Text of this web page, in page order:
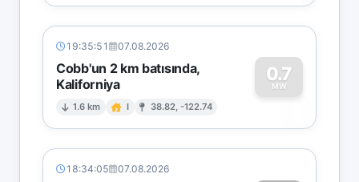
19:35:51 07.08.2026
Cobb'un 2 km batısında,
Kaliforniya
1.6 km I 38.82, -122.74
0.7
MW
0
18:34:05 07.08.2026